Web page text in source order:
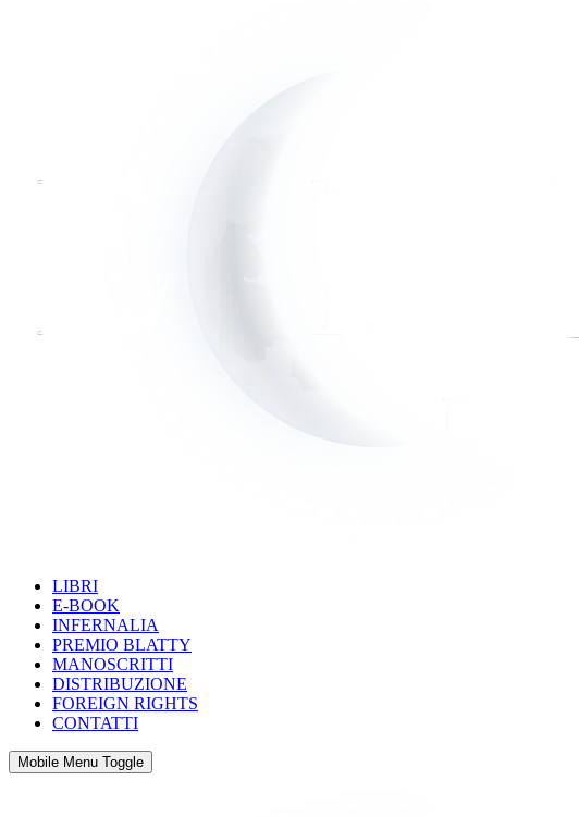
LIBRI
E-BOOK
INFERNALIA
PREMIO BLATTY
MANOSCRITTI
DISTRIBUZIONE
FOREIGN RIGHTS
CONTATTI
Mobile Menu Toggle